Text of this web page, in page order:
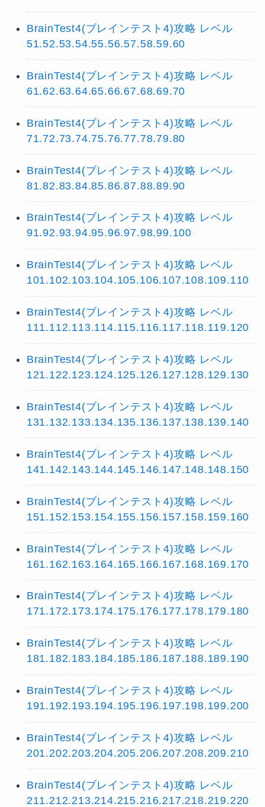
BrainTest4(ブレインテスト4)攻略 レベル
51.52.53.54.55.56.57.58.59.60
BrainTest4(ブレインテスト4)攻略 レベル
61.62.63.64.65.66.67.68.69.70
BrainTest4(ブレインテスト4)攻略 レベル
71.72.73.74.75.76.77.78.79.80
BrainTest4(ブレインテスト4)攻略 レベル
81.82.83.84.85.86.87.88.89.90
BrainTest4(ブレインテスト4)攻略 レベル
91.92.93.94.95.96.97.98.99.100
BrainTest4(ブレインテスト4)攻略 レベル
101.102.103.104.105.106.107.108.109.110
BrainTest4(ブレインテスト4)攻略 レベル
111.112.113.114.115.116.117.118.119.120
BrainTest4(ブレインテスト4)攻略 レベル
121.122.123.124.125.126.127.128.129.130
BrainTest4(ブレインテスト4)攻略 レベル
131.132.133.134.135.136.137.138.139.140
BrainTest4(ブレインテスト4)攻略 レベル
141.142.143.144.145.146.147.148.148.150
BrainTest4(ブレインテスト4)攻略 レベル
151.152.153.154.155.156.157.158.159.160
BrainTest4(ブレインテスト4)攻略 レベル
161.162.163.164.165.166.167.168.169.170
BrainTest4(ブレインテスト4)攻略 レベル
171.172.173.174.175.176.177.178.179.180
BrainTest4(ブレインテスト4)攻略 レベル
181.182.183.184.185.186.187.188.189.190
BrainTest4(ブレインテスト4)攻略 レベル
191.192.193.194.195.196.197.198.199.200
BrainTest4(ブレインテスト4)攻略 レベル
201.202.203.204.205.206.207.208.209.210
BrainTest4(ブレインテスト4)攻略 レベル
211.212.213.214.215.216.217.218.219.220